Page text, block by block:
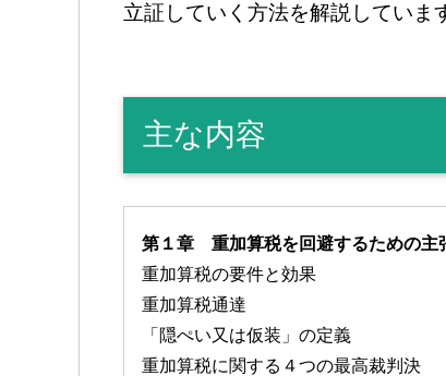
立証していく方法を解説していま
主な内容
第１章 重加算税を回避するための主
重加算税の要件と効果
重加算税通達
「隠ぺい又は仮装」の定義
重加算税に関する４つの最高裁判決